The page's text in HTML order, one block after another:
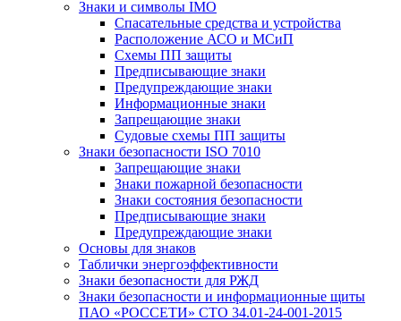
Знаки и символы IMO
Спасательные средства и устройства
Расположение АСО и МСиП
Схемы ПП защиты
Предписывающие знаки
Предупреждающие знаки
Информационные знаки
Запрещающие знаки
Судовые схемы ПП защиты
Знаки безопасности ISO 7010
Запрещающие знаки
Знаки пожарной безопасности
Знаки состояния безопасности
Предписывающие знаки
Предупреждающие знаки
Основы для знаков
Таблички энергоэффективности
Знаки безопасности для РЖД
Знаки безопасности и информационные щиты
ПАО «РОССЕТИ» СТО 34.01-24-001-2015